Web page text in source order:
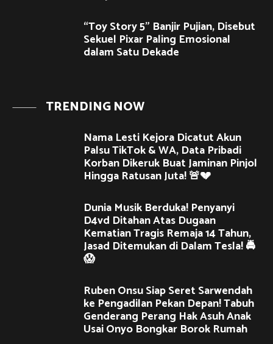
“Toy Story 5” Banjir Pujian, Disebut
Sekuel Pixar Paling Emosional
dalam Satu Dekade
TRENDING NOW
Nama Lesti Kejora Dicatut Akun
Palsu TikTok & WA, Data Pribadi
Korban Dikeruk Buat Jaminan Pinjol
Hingga Ratusan Juta! 🚨💔
Dunia Musik Berduka! Penyanyi
D4vd Ditahan Atas Dugaan
Kematian Tragis Remaja 14 Tahun,
Jasad Ditemukan di Dalam Tesla! 🚔
😱
Ruben Onsu Siap Seret Sarwendah
ke Pengadilan Pekan Depan! Tabuh
Genderang Perang Hak Asuh Anak
Usai Onyo Bongkar Borok Rumah